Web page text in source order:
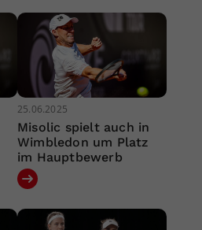
25.06.2025
Misolic spielt auch in
Wimbledon um Platz
im Hauptbewerb